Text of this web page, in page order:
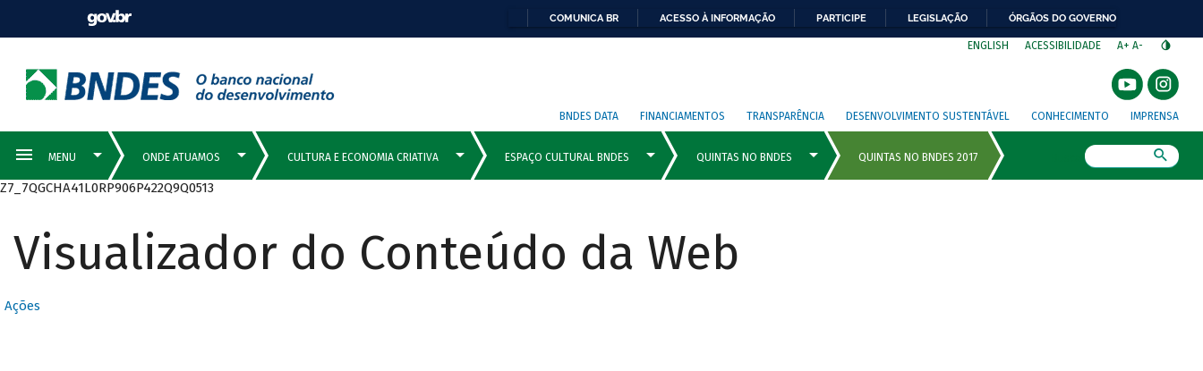
COMUNICA BR ACESSO À INFORMAÇÃO PARTICIPE LEGISLAÇÃO ÓRGÃOS DO GOVERNO
ENGLISH ACESSIBILIDADE A+ A-
BNDES DATA FINANCIAMENTOS TRANSPARÊNCIA DESENVOLVIMENTO SUSTENTÁVEL CONHECIMENTO IMPRENSA
Z7_7QGCHA41L0RP906P422Q9Q0513
Visualizador do Conteúdo da Web
Ações